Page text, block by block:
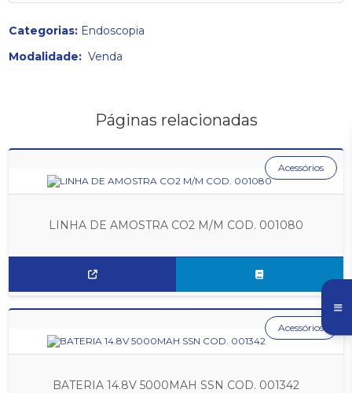
Categorias: Endoscopia
Modalidade:Venda
Páginas relacionadas
LINHA DE AMOSTRA CO2 M/M COD. 001080
Acessórios
BATERIA 14.8V 5000MAH SSN COD. 001342
Acessórios